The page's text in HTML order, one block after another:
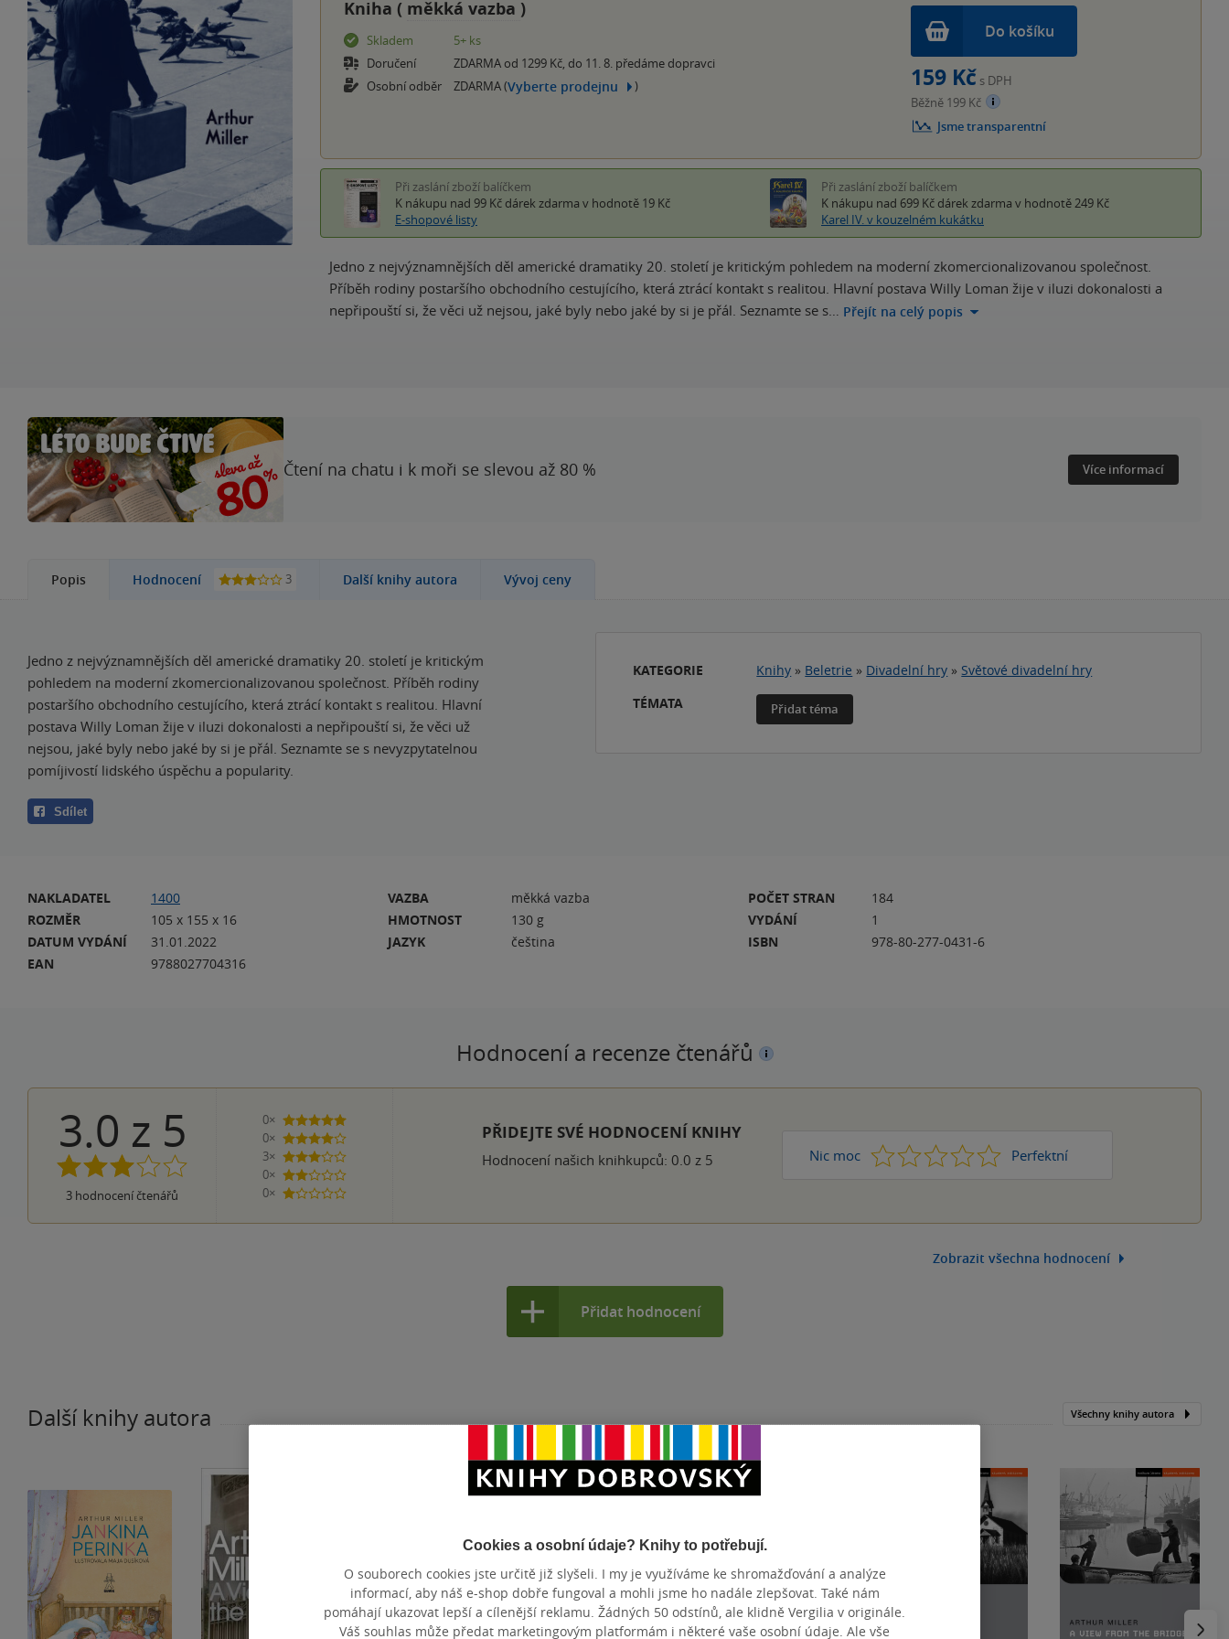
Kniha ( měkká vazba )
Skladem
5+ ks
Doručení
ZDARMA od 1299 Kč, do 11. 8. předáme dopravci
Osobní odběr
ZDARMA (Vyberte prodejnu )
Do košíku
159 Kč s DPH
Běžně 199 Kč
Jsme transparentní
Při zaslání zboží balíčkem
K nákupu nad 99 Kč dárek zdarma v hodnotě 19 Kč
E-shopové listy
Při zaslání zboží balíčkem
K nákupu nad 699 Kč dárek zdarma v hodnotě 249 Kč
Karel IV. v kouzelném kukátku
Jedno z nejvýznamnějších děl americké dramatiky 20. století je kritickým pohledem na moderní zkomercionalizovanou společnost.
Příběh rodiny postaršího obchodního cestujícího, která ztrácí kontakt s realitou. Hlavní postava Willy Loman žije v iluzi dokonalosti a
nepřipouští si, že věci už nejsou, jaké byly nebo jaké by si je přál. Seznamte se s… Přejít na celý popis
Čtení na chatu i k moři se slevou až 80 % Více informací
Popis Hodnocení 3 Další knihy autora Vývoj ceny
Jedno z nejvýznamnějších děl americké dramatiky 20. století je kritickým
pohledem na moderní zkomercionalizovanou společnost. Příběh rodiny
postaršího obchodního cestujícího, která ztrácí kontakt s realitou. Hlavní
postava Willy Loman žije v iluzi dokonalosti a nepřipouští si, že věci už
nejsou, jaké byly nebo jaké by si je přál. Seznamte se s nevyzpytatelnou
pomíjivostí lidského úspěchu a popularity.
Sdílet
KATEGORIE Knihy » Beletrie » Divadelní hry » Světové divadelní hry
TÉMATA
Přidat téma
NAKLADATEL
1400
ROZMĚR
105 x 155 x 16
DATUM VYDÁNÍ
31.01.2022
EAN
9788027704316
VAZBA
měkká vazba
HMOTNOST
130 g
JAZYK
čeština
POČET STRAN
184
VYDÁNÍ
1
ISBN
978-80-277-0431-6
Hodnocení a recenze čtenářů
3.0 z 5
3 hodnocení čtenářů
0×
5 hvězdiček
0×
4 hvězdičky
3×
3 hvězdičky
0×
2 hvězdičky
0×
1 hvezdička
PŘIDEJTE SVÉ HODNOCENÍ KNIHY
Hodnocení našich knihkupců: 0.0 z 5 Nic moc 1 2 3 4 Perfektní
5
Zobrazit všechna hodnocení
Přidat hodnocení
Další knihy autora Všechny knihy autora
Cookies a osobní údaje? Knihy to potřebují.
O souborech cookies jste určitě již slyšeli. I my je využíváme ke shromažďování a analýze
informací, aby náš e-shop dobře fungoval a mohli jsme ho nadále zlepšovat. Také nám
pomáhají ukazovat lepší a cílenější reklamu. Žádných 50 odstínů, ale klidně Vergilia v originále.
Váš souhlas může předat marketingovým platformám i některé vaše osobní údaje. Ale vše